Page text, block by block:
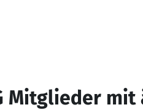
Mitglieder